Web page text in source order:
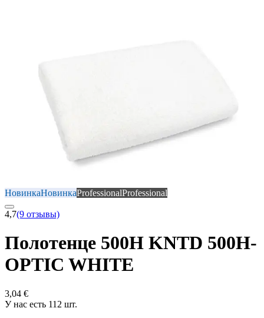
НовинкаНовинкаProfessionalProfessional
4,7(9 отзывы)
Полотенце 500H KNTD 500H-
OPTIC WHITE
3,04 €
У нас есть 112 шт.